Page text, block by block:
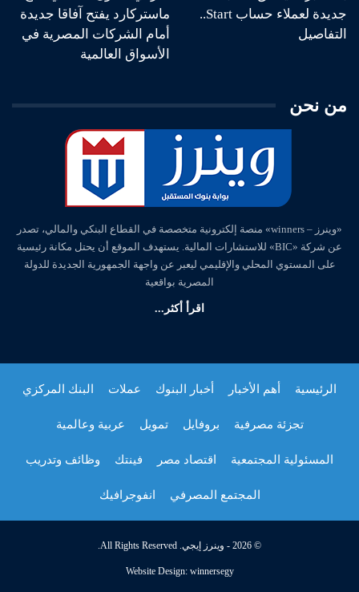
جديدة لعملاء حساب Start..
التفاصيل
ماستركارد يفتح آفاقا جديدة
أمام الشركات المصرية في
الأسواق العالمية
من نحن
«وينرز – winners» منصة إلكترونية متخصصة في القطاع البنكي والمالي، تصدر
عن شركة «BIC» للاستشارات المالية. يستهدف الموقع أن يحتل مكانة رئيسية
على المستوي المحلي والإقليمي ليعبر عن واجهة الجمهورية الجديدة للدولة
المصرية بواقعية
اقرأ أكثر...
الرئيسية أهم الأخبار أخبار البنوك عملات البنك المركزي
تجزئة مصرفية بروفايل تمويل عربية وعالمية
المسئولية المجتمعية اقتصاد مصر فينتك وظائف وتدريب
المجتمع المصرفي انفوجرافيك
© 2026 - وينرز إيجي. All Rights Reserved.
Website Design: winnersegy